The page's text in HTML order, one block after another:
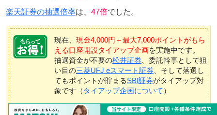
楽天証券の抽選倍率は、 47倍でした。
現在、 現金4,000円＋最大7,000ポイントがもら
える口座開設タイアップ企画を実施中です。
抽選資金が不要の松井証券 、委託幹事として狙
い目の三菱UFJ eスマート証券 、そして落選し
てもポイントが貯まるSBI証券がタイアップ対
象です（ タイアップ企画について ）